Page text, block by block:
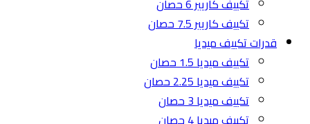
تكييف كاريير 6 حصان
تكييف كاريير 7.5 حصان
قدرات تكييف ميديا
تكييف ميديا 1.5 حصان
تكييف ميديا 2.25 حصان
تكييف ميديا 3 حصان
تكييف ميديا 4 حصان